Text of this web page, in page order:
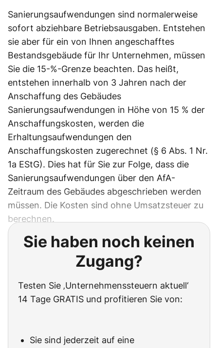
Sanierungsaufwendungen sind normalerweise
sofort abziehbare Betriebsausgaben. Entstehen
sie aber für ein von Ihnen angeschafftes
Bestandsgebäude für Ihr Unternehmen, müssen
Sie die 15-%-Grenze beachten. Das heißt,
entstehen innerhalb von 3 Jahren nach der
Anschaffung des Gebäudes
Sanierungsaufwendungen in Höhe von 15 % der
Anschaffungskosten, werden die
Erhaltungsaufwendungen den
Anschaffungskosten zugerechnet (§ 6 Abs. 1 Nr.
1a EStG). Dies hat für Sie zur Folge, dass die
Sanierungsaufwendungen über den AfA-
Zeitraum des Gebäudes abgeschrieben werden
müssen. Die Kosten sind ohne Umsatzsteuer zu
berechnen.
Sie haben noch keinen
Zugang?
Testen Sie ‚Unternehmenssteuern aktuell‘
14 Tage GRATIS und profitieren Sie von:
Sie sind jederzeit auf eine